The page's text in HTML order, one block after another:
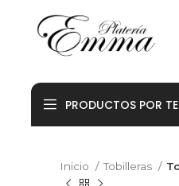
PRODUCTOS POR
Inicio Tobilleras